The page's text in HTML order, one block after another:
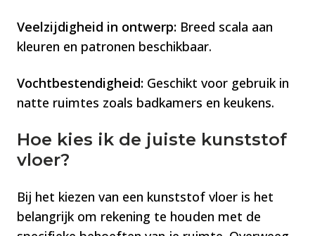
Veelzijdigheid in ontwerp: Breed scala aan
kleuren en patronen beschikbaar.
Vochtbestendigheid: Geschikt voor gebruik in
natte ruimtes zoals badkamers en keukens​​​​.
Hoe kies ik de juiste kunststof
vloer?
Bij het kiezen van een kunststof vloer is het
belangrijk om rekening te houden met de